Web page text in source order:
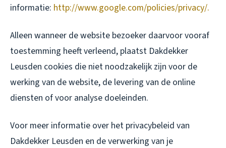
informatie: http://www.google.com/policies/privacy/.
Alleen wanneer de website bezoeker daarvoor vooraf
toestemming heeft verleend, plaatst Dakdekker
Leusden cookies die niet noodzakelijk zijn voor de
werking van de website, de levering van de online
diensten of voor analyse doeleinden.
Voor meer informatie over het privacybeleid van
Dakdekker Leusden en de verwerking van je